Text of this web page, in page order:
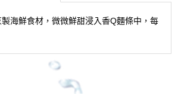
海鮮食材，微微鮮甜浸入香Q麵條中，每